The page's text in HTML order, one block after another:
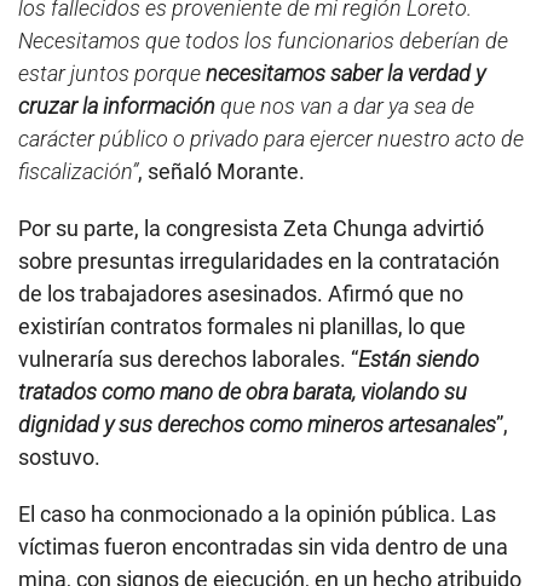
los fallecidos es proveniente de mi región Loreto.
Necesitamos que todos los funcionarios deberían de
estar juntos porquenecesitamos saber la verdad y
cruzar la informaciónque nos van a dar ya sea de
carácter público o privado para ejercer nuestro acto de
fiscalización”, señaló Morante.
Por su parte, la congresista Zeta Chunga advirtió
sobre presuntas irregularidades en la contratación
de los trabajadores asesinados. Afirmó que no
existirían contratos formales ni planillas, lo que
vulneraría sus derechos laborales. “Están siendo
tratados como mano de obra barata, violando su
dignidad y sus derechos como mineros artesanales”,
sostuvo.
El caso ha conmocionado a la opinión pública. Las
víctimas fueron encontradas sin vida dentro de una
mina, con signos de ejecución, en un hecho atribuido